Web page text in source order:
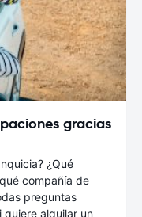
gracias
¿Qué
compañía de
preguntas
alquilar un